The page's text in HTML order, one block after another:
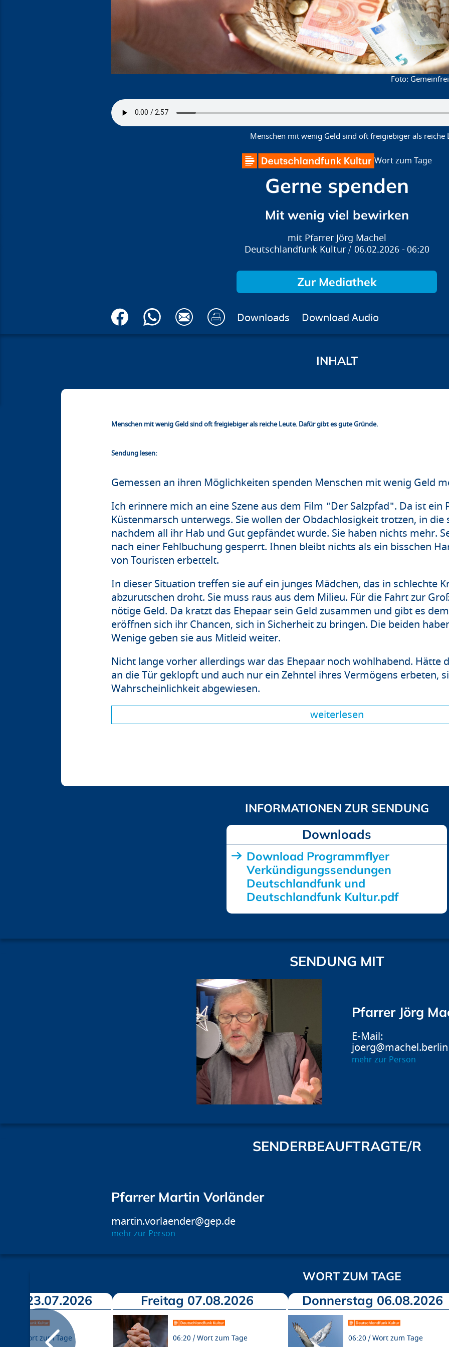
Menschen mit wenig Geld sind oft freigiebiger als reiche
Wort zum Tage
Gerne spenden
Mit wenig viel bewirken
Pfarrer Jörg Machel
Deutschlandfunk Kultur
06.02.2026 06:20
Zur Mediathek
Downloads Download Audio
Menschen mit wenig Geld sind oft freigiebiger als reiche Leute. Dafür gibt es gute Gründe.
Sendung lesen:
Gemessen an ihren Möglichkeiten spenden Menschen mit wenig Geld
Ich erinnere mich an eine Szene aus dem Film "Der Salzpfad". Da ist ein
Küstenmarsch unterwegs. Sie wollen der Obdachlosigkeit trotzen, in die
nachdem all ihr Hab und Gut gepfändet wurde. Sie haben nichts mehr.
nach einer Fehlbuchung gesperrt. Ihnen bleibt nichts als ein bisschen
von Touristen erbettelt.
In dieser Situation treffen sie auf ein junges Mädchen, das in schlechte
abzurutschen droht. Sie muss raus aus dem Milieu. Für die Fahrt zur
nötige Geld. Da kratzt das Ehepaar sein Geld zusammen und gibt es
eröffnen sich ihr Chancen, sich in Sicherheit zu bringen. Die beiden
Wenige geben sie aus Mitleid weiter.
Nicht lange vorher allerdings war das Ehepaar noch wohlhabend. Hätte
an die Tür geklopft und auch nur ein Zehntel ihres Vermögens erbeten,
Wahrscheinlichkeit abgewiesen.
weiterlesen
Downloads
Download Programmflyer
Verkündigungssendungen
Deutschlandfunk und
Deutschlandfunk Kultur.pdf
SENDUNG MIT
Pfarrer Jörg
joerg@machel.berlin
mehr zur Person
SENDERBEAUFTRAGTE/R
Pfarrer Martin Vorländer
martin.vorlaender@gep.de
mehr zur Person
WORT ZUM TAGE
23.07.2026
Wort zum Tage
Freitag 07.08.2026
06:20 Wort zum Tage
Donnerstag 06.08.2026
06:20 Wort zum Tage